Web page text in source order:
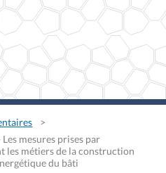
mesures prises par
les métiers de la construction
du bâti